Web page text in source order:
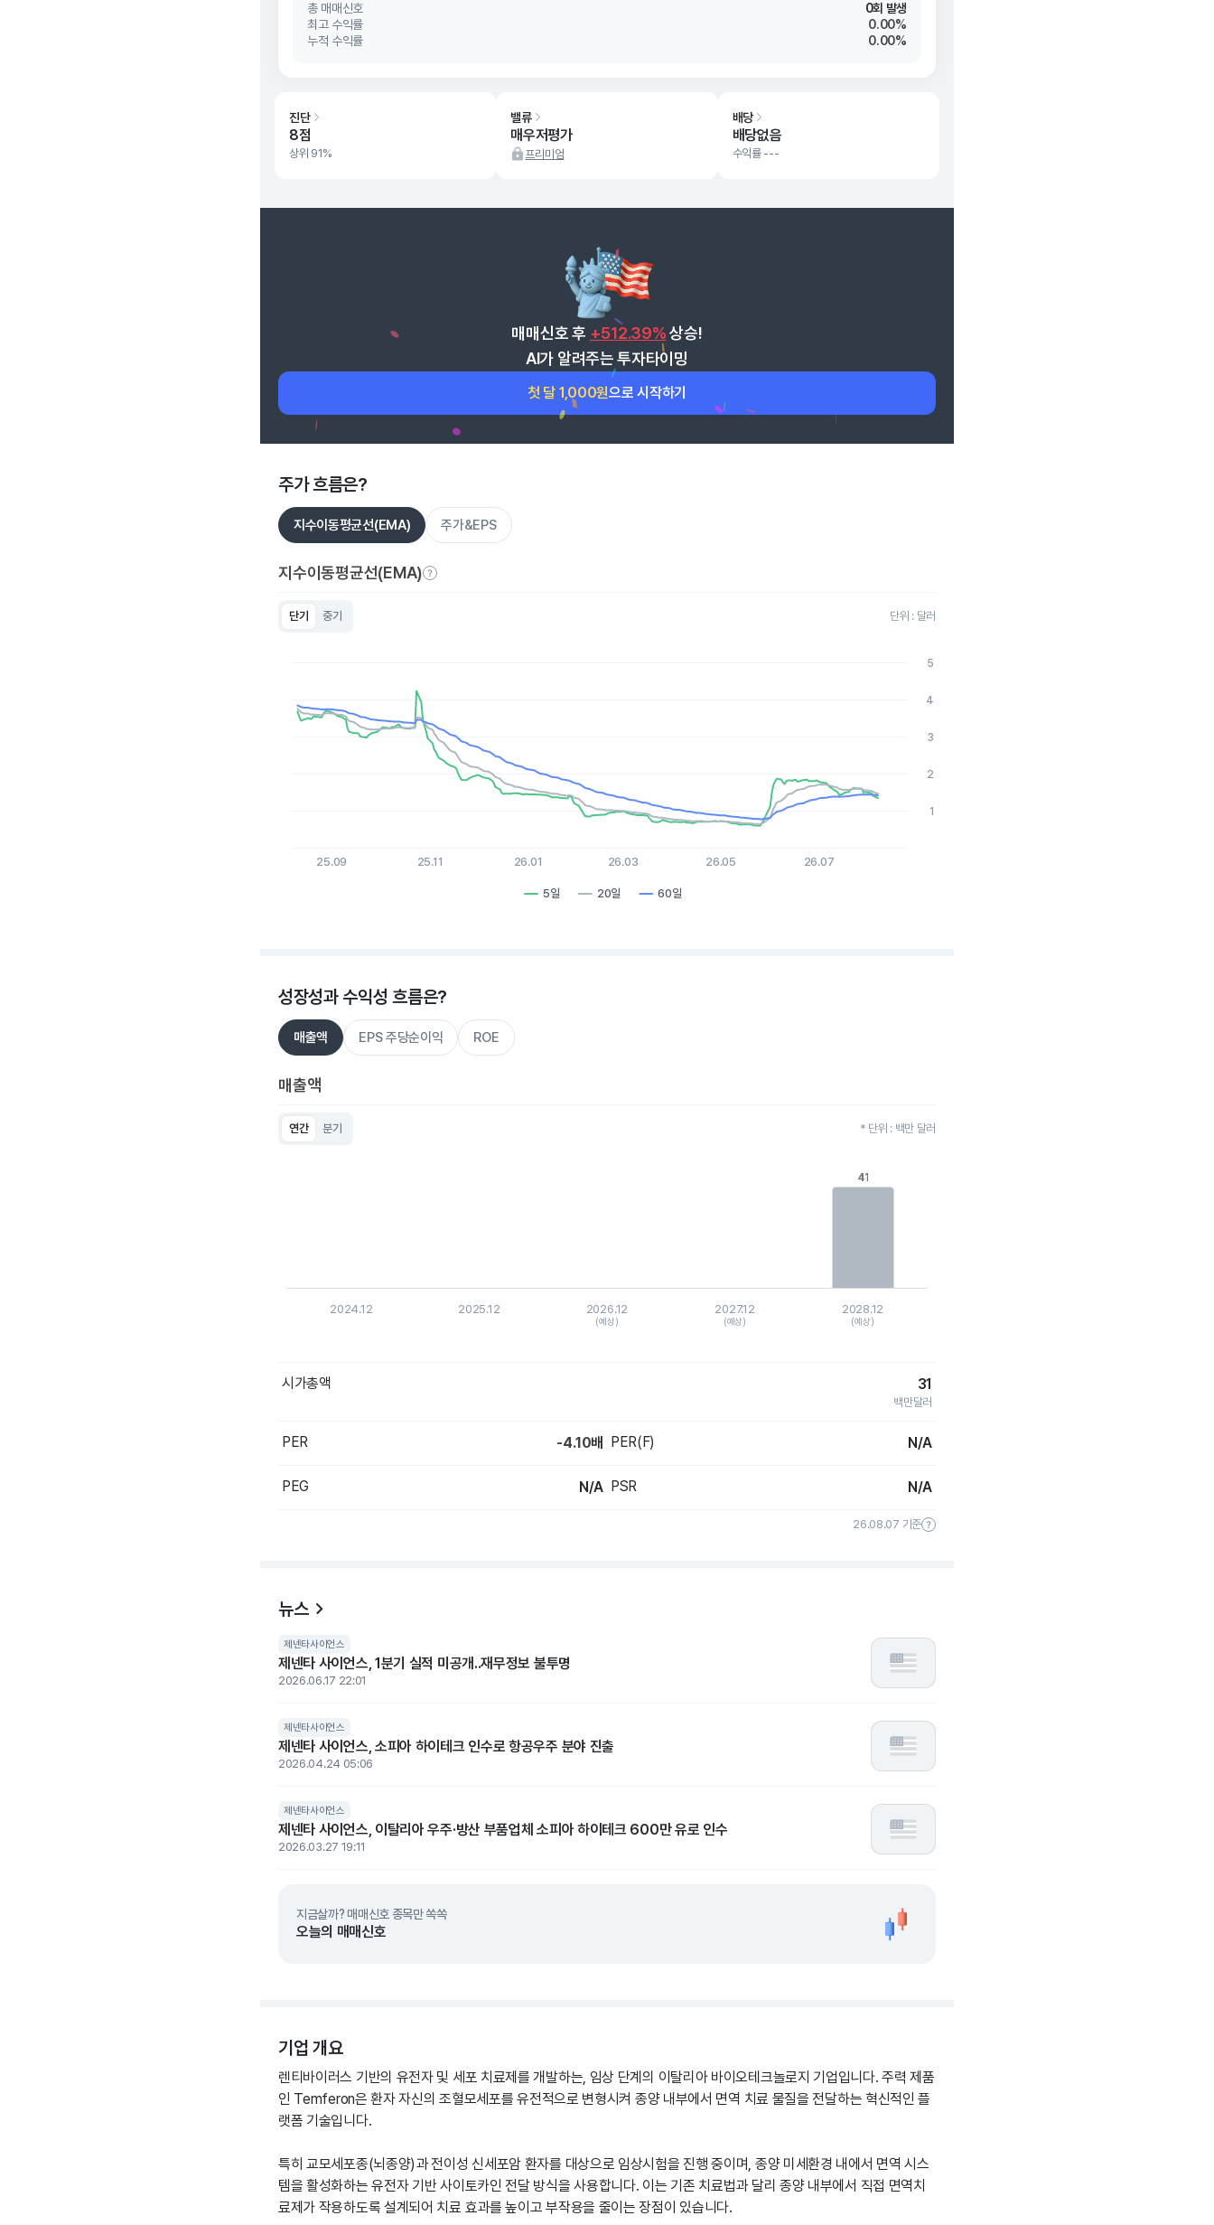
총 매매신호
0회 발생
최고 수익률
0.00%
누적 수익률
0.00%
진단
8점
상위 91%
밸류
매우저평가
프리미엄
배당
배당없음
수익률 ---
매매신호 후 +512.39% 상승!
AI가 알려주는 투자타이밍
첫 달 1,000원으로 시작하기
주가 흐름은?
지수이동평균선(EMA) 주가&EPS
지수이동평균선(EMA)
단기 중기 단위 : 달러
The chart has 1 X axis displaying Time. Data ranges from 2025-08-10 15:00:00 to 2026-08-06 15:00:00.
The chart has 1 Y axis displaying values. Data ranges from 0.6 to 4.23.
5일 20일 60일
25.09 25.11 26.01 26.03 26.05 26.07
1
2
3
4
5
성장성과 수익성 흐름은?
매출액 EPS 주당순이익 ROE
매출액
연간 분기 * 단위 : 백만 달러
41
41
2024.12 2025.12 2026.12
(예상)
2027.12
(예상)
2028.12
(예상)
시가총액 31
백만달러
PER -4.10배 PER(F) N/A
PEG N/A PSR N/A
26.08.07 기준
뉴스
제넨타사이언스
제넨타 사이언스, 1분기 실적 미공개..재무정보 불투명
2026.06.17 22:01
제넨타사이언스
제넨타 사이언스, 소피아 하이테크 인수로 항공우주 분야 진출
2026.04.24 05:06
제넨타사이언스
제넨타 사이언스, 이탈리아 우주·방산 부품업체 소피아 하이테크 600만 유로 인수
2026.03.27 19:11
지금살까? 매매신호 종목만 쏙쏙
오늘의 매매신호
기업 개요
렌티바이러스 기반의 유전자 및 세포 치료제를 개발하는, 임상 단계의 이탈리아 바이오테크놀로지 기업입니다. 주력 제품
인 Temferon은 환자 자신의 조혈모세포를 유전적으로 변형시켜 종양 내부에서 면역 치료 물질을 전달하는 혁신적인 플
랫폼 기술입니다.
특히 교모세포종(뇌종양)과 전이성 신세포암 환자를 대상으로 임상시험을 진행 중이며, 종양 미세환경 내에서 면역 시스
템을 활성화하는 유전자 기반 사이토카인 전달 방식을 사용합니다. 이는 기존 치료법과 달리 종양 내부에서 직접 면역치
료제가 작용하도록 설계되어 치료 효과를 높이고 부작용을 줄이는 장점이 있습니다.